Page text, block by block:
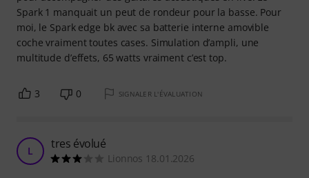
Spark 1 manquait un peut de rondeur pour la basse. Pour
moi, le Spark edge bk avec sa batterie interne amovible
coche vraiment toutes cases. Simulation d’ampli, une
multitude d’effets, 65 watts vraiment c’est top.
3 0 SIGNALER L'ÉVALUATION
L tres évolué
Lionnos 18.01.2026